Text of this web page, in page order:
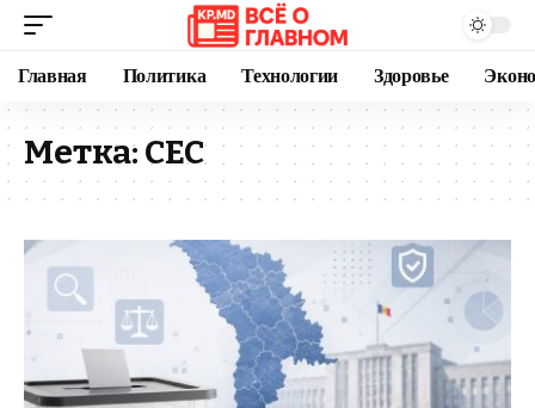
Главная Политика Технологии Здоровье
Метка: CEC